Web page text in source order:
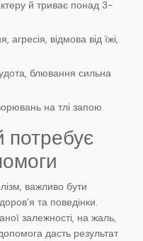
й триває понад 3-
агресія, відмова від їжі,
блювання сильна
на тлі запою.
потребує
важливо бути
та поведінки.
залежності, на жаль,
дасть результат